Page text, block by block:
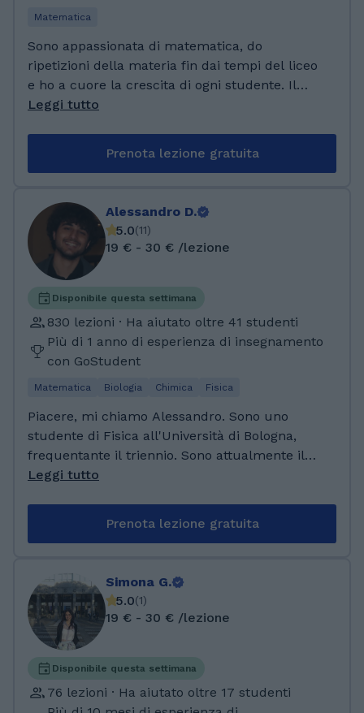
mi ha insegnato a ragionare in modo
strutturato e a spiegare concetti complessi in
modo chiaro e logico.
Matematica
Sono appassionata di matematica, do
ripetizioni della materia fin dai tempi del liceo
e ho a cuore la crescita di ogni studente. Il
mio obiettivo è trasmettere passione e amore
sono convinta che possano inserirsi
Student. - Maturità scientifica presso il liceo
statale "Enrico Medi" di Battipaglia ( SA ). -
Conseguimento corso di studi in
giurisprudenza presso l'Università degli studi
https://drive.google.com/file/d/1d3bAMtaWOvP
mGi2-4ONbl-rxc5i22D8P/view?usp=drive_link
Leggi tutto
Prenota lezione gratuita
Alessandro D.
5.0(11)
19 € - 30 € /lezione
Disponibile questa settimana
830 lezioni · Ha aiutato oltre 41 studenti
Più di 1 anno di esperienza di insegnamento
con GoStudent
Matematica Biologia Chimica Fisica
Piacere, mi chiamo Alessandro. Sono uno
studente di Fisica all'Università di Bologna,
frequentante il triennio. Sono attualmente il
referente per il secondo anno di Fisica per
fluentemente l'inglese, e amo insegnare le
percorrere proseguendo gli studi. Spero di
riuscire a farti apprezzare le mie materie
come io le amo, e risolvere ogni tuo dubbio!
Ho frequentato la scuola media ''Felice Fatati'',
uscendo con 10 con lode e borsa di studio
come migliore studente dell'Istituto.
Successivamente, ho frequentato il Liceo
Scientifico ''Galileo Galilei'' di Terni,
Leggi tutto
Prenota lezione gratuita
Simona G.
5.0(1)
19 € - 30 € /lezione
Disponibile questa settimana
76 lezioni · Ha aiutato oltre 17 studenti